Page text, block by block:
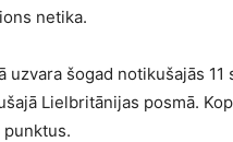
netika.
uzvara šogad notikušajās
Lielbritānijas posmā.
punktus.